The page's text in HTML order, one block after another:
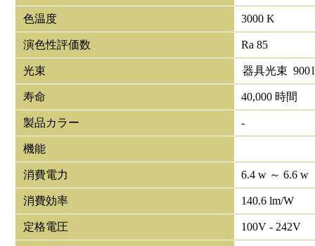
色温度 3000 K
演色性評価数 Ra 85
光束 器具光束 900
寿命 40,000 時間
製品カラー -
機能
消費電力 6.4 w ～ 6.6 w
消費効率 140.6 lm/W
定格電圧 100V - 242V